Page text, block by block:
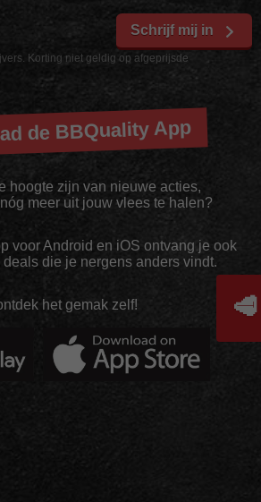
Korting niet geldig op afgeprijsde
Schrijf mij in
de BBQuality App
hoogte zijn van nieuwe acties,
meer uit jouw vlees te halen?
voor Android en iOS ontvang je ook
die je nergens anders vindt.
het gemak zelf! 🥩